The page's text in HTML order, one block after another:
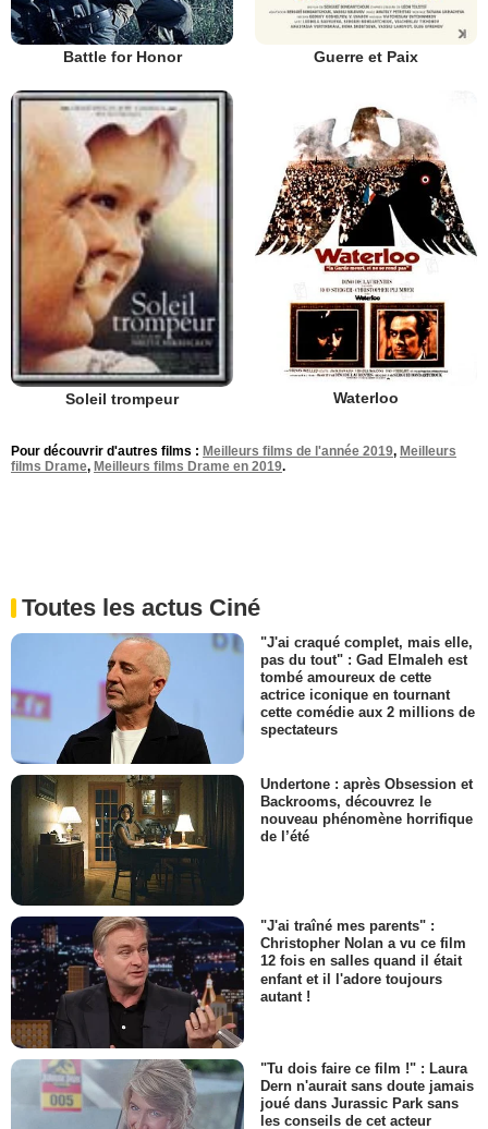
Battle for Honor Guerre et Paix
Soleil trompeur Waterloo
Pour découvrir d'autres films : Meilleurs films de l'année 2019, Meilleurs
films Drame, Meilleurs films Drame en 2019.
Toutes les actus Ciné
"J'ai craqué complet, mais elle,
pas du tout" : Gad Elmaleh est
tombé amoureux de cette
actrice iconique en tournant
cette comédie aux 2 millions de
spectateurs
Undertone : après Obsession et
Backrooms, découvrez le
nouveau phénomène horrifique
de l’été
"J'ai traîné mes parents" :
Christopher Nolan a vu ce film
12 fois en salles quand il était
enfant et il l'adore toujours
autant !
"Tu dois faire ce film !" : Laura
Dern n'aurait sans doute jamais
joué dans Jurassic Park sans
les conseils de cet acteur